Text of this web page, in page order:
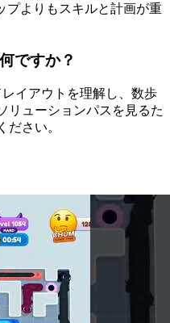
プよりもスキルと計画が重
ですか？
イアウトを理解し、数歩
リューションパスを見るた
ださい。